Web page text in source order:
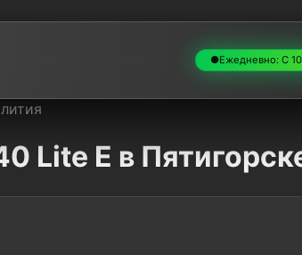
●Ежедневно: С
Lite E в